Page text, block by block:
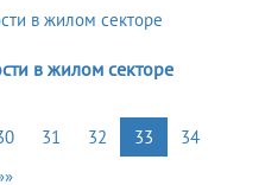
в жилом секторе
31 32 33
34